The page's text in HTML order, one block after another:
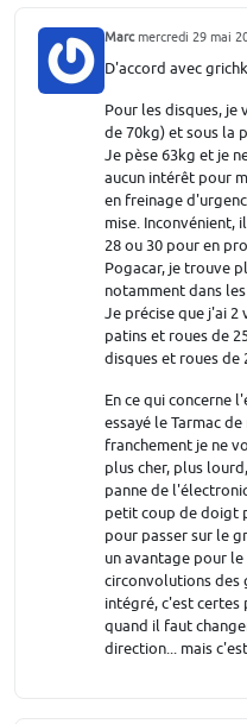
Marcmercredi 29 mai
D'accord avec
Pour les disques,
de 70kg) et sous la
Je pèse 63kg et je
aucun intérêt pour
en freinage
mise. Inconvénient,
28 ou 30 pour en
Pogacar, je trouve
notamment dans
Je précise que j'ai 2
patins et roues de
disques et roues de
En ce qui concerne
essayé le Tarmac
franchement je ne
plus cher, plus
panne de
petit coup de doigt
pour passer sur le
un avantage pour
circonvolutions des
intégré, c'est certes
quand il faut
direction... mais